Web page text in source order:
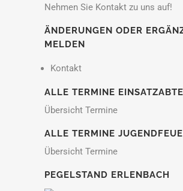
Nehmen Sie Kontakt zu uns auf!
ÄNDERUNGEN ODER
MELDEN
Kontakt
ALLE TERMINE
Übersicht Termine
ALLE TERMINE
Übersicht Termine
PEGELSTAND ERLENBACH